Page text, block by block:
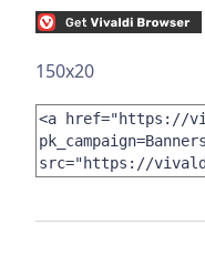
150x20